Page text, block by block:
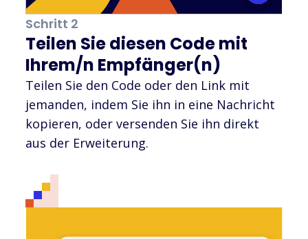
Schritt 2
Teilen Sie diesen Code mit
Ihrem/n Empfänger(n)
Teilen Sie den Code oder den Link mit
jemanden, indem Sie ihn in eine Nachricht
kopieren, oder versenden Sie ihn direkt
aus der Erweiterung.